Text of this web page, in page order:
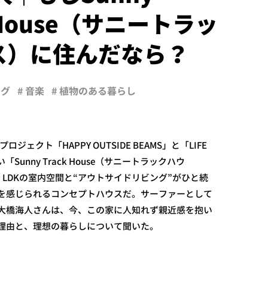
（サニートラッ
に住んだなら？
# 音楽 # 植物のある暮らし
ロジェクト「HAPPY OUTSIDE BEAMS」と「LIFE
「Sunny Track House（サニートラックハウ
の室内空間と“アウトサイドリビング”がひと続
感じられるコンセプトハウスだ。サーファーとして
橋海人さんは、今、この家に人知れず親近感を抱い
と、理想の暮らしについて聞いた。